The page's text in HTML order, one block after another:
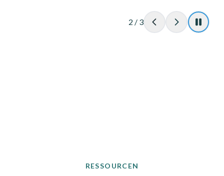
3 / 3
RESSOURCEN